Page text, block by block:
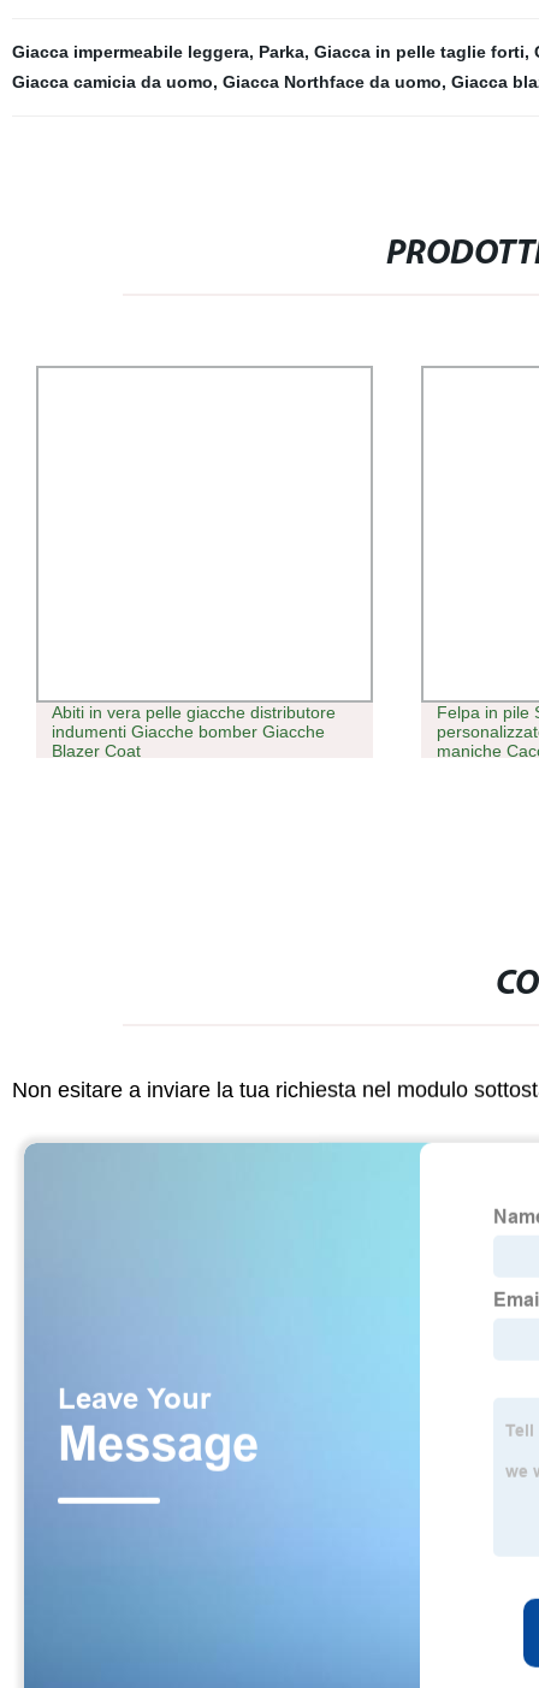
Giacca impermeabile leggera, Parka, Giacca in pelle taglie forti,
Giacca camicia da uomo, Giacca Northface da uomo, Giacca
Abiti in vera pelle giacche distributore
indumenti Giacche bomber Giacche
Blazer Coat
Felpa in pile
maniche
Non esitare a inviare la tua richiesta nel modulo